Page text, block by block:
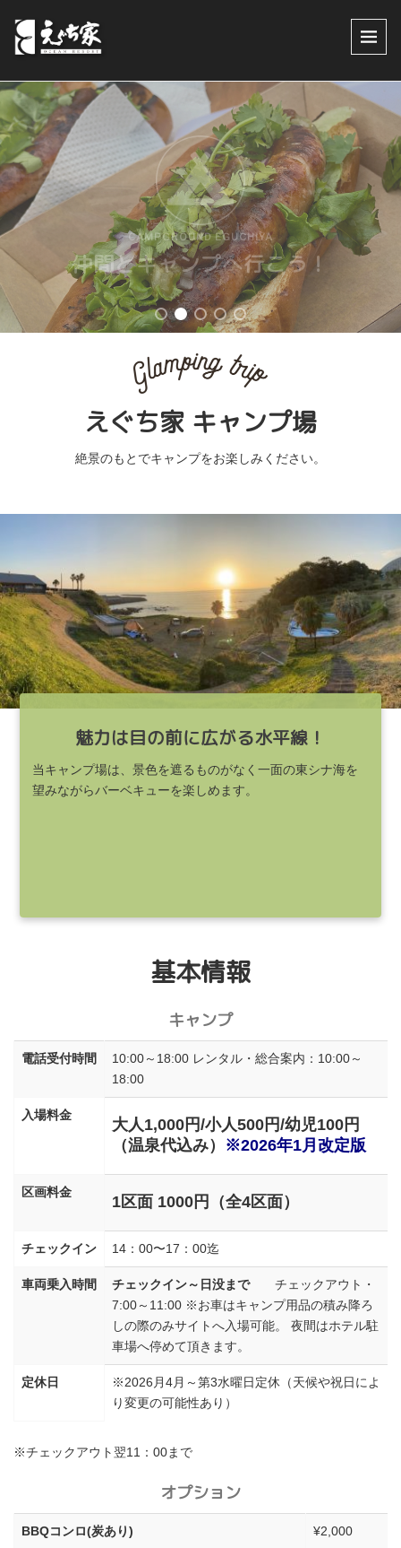
CAMPGROUND EGUCHIYA
仲間とキャンプへ行こう！
えぐち家 キャンプ場
絶景のもとでキャンプをお楽しみください。
魅力は目の前に広がる水平線！
当キャンプ場は、景色を遮るものがなく一面の東シナ海を
望みながらバーベキューを楽しめます。
基本情報
キャンプ
電話受付時間
10:00～18:00 レンタル・総合案内：10:00～
18:00
入場料金
大人1,000円/小人500円/幼児100円
（温泉代込み） ※2026年1月改定版
区画料金
1区面 1000円（全4区面）
チェックイン 14：00〜17：00迄
車両乗入時間 チェックイン～日没まで
チェックアウト・
7:00～11:00 ※お車はキャンプ用品の積み降ろ
しの際のみサイトへ入場可能。 夜間はホテル駐
車場へ停めて頂きます。
定休日
※2026月4月～第3水曜日定休（天候や祝日によ
り変更の可能性あり）
※チェックアウト翌11：00まで
オプション
BBQコンロ(炭あり) ¥2,000